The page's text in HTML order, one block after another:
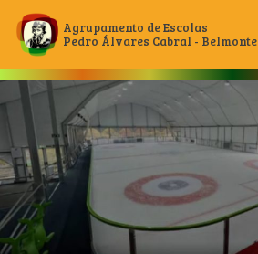
Main Navigation
Agrupamento de Escolas
Pedro Álvares Cabral - Belmonte